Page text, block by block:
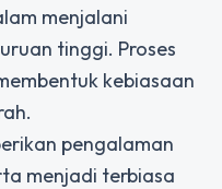
menjalani
tinggi. Proses
kebiasaan
pengalaman
menjadi terbiasa